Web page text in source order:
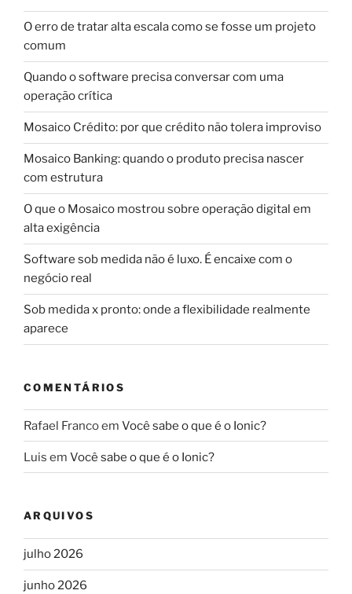
O erro de tratar alta escala como se fosse um projeto
comum
Quando o software precisa conversar com uma
operação crítica
Mosaico Crédito: por que crédito não tolera improviso
Mosaico Banking: quando o produto precisa nascer
com estrutura
O que o Mosaico mostrou sobre operação digital em
alta exigência
Software sob medida não é luxo. É encaixe com o
negócio real
Sob medida x pronto: onde a flexibilidade realmente
aparece
COMENTÁRIOS
Rafael Francoem Você sabe o que é o Ionic?
Luis em Você sabe o que é o Ionic?
ARQUIVOS
julho 2026
junho 2026